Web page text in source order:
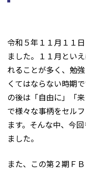
令和５年１１月１１
ました。１１月とい
れることが多く、勉
くてはならない時期
の後は「自由に」「
で様々な事柄をセル
ます。そんな中、今
ました。
また、この第２期Ｆ